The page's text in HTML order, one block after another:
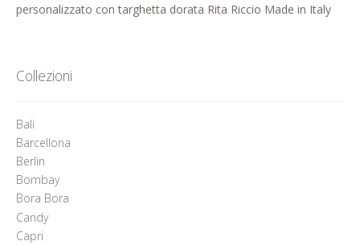
Rintraccia il tuo ordine
personalizzato con targhetta dorata Rita Riccio Made in Italy
Collezioni
Bali
Barcellona
Berlin
Bombay
Bora Bora
Candy
Capri